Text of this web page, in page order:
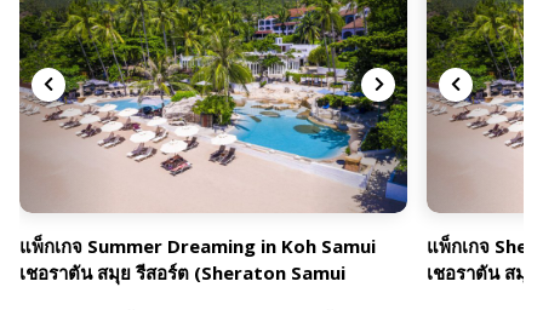
แพ็กเกจ Summer Dreaming in Koh Samui
เชอราตัน สมุย รีสอร์ต (Sheraton Samui
แพ็กเกจ
เชอราตัน สมุ